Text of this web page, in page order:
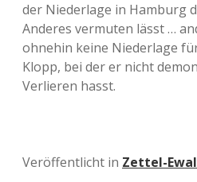
der Niederlage in Hamburg
Anderes vermuten lässt …
ohnehin keine Niederlage
Klopp, bei der er nicht
Verlieren hasst.
Veröffentlicht in Zettel-